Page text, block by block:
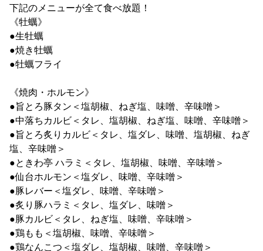
下記のメニューが全て食べ放題！
《牡蠣》
●生牡蠣
●焼き牡蠣
●牡蠣フライ
《焼肉・ホルモン》
●旨とろ豚タン＜塩胡椒、ねぎ塩、味噌、辛味噌＞
●中落ちカルビ＜タレ、塩胡椒、ねぎ塩、味噌、辛味噌＞
●旨とろ炙りカルビ＜タレ、塩ダレ、味噌、塩胡椒、ねぎ
塩、辛味噌＞
●ときわ亭 ハラミ＜タレ、塩胡椒、味噌、辛味噌＞
●仙台ホルモン＜塩ダレ、味噌、辛味噌＞
●豚レバー＜塩ダレ、味噌、辛味噌＞
●炙り豚ハラミ＜タレ、塩ダレ、味噌＞
●豚カルビ＜タレ、ねぎ塩、味噌、辛味噌＞
●鶏もも＜塩胡椒、味噌、辛味噌＞
●鶏なんこつ＜塩ダレ、塩胡椒、味噌、辛味噌＞